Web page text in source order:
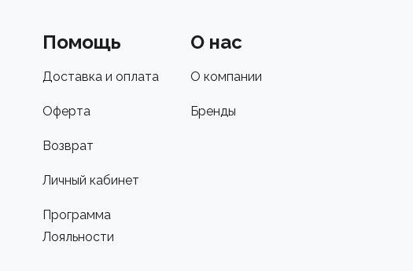
Помощь
Доставка и оплата
Оферта
Возврат
Личный кабинет
Программа
Лояльности
О нас
О компании
Бренды